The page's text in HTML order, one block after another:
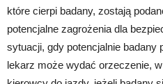
które cierpi badany, zostają
potencjalne zagrożenia dla
sytuacji, gdy potencjalnie badany
lekarz może wydać orzeczenie,